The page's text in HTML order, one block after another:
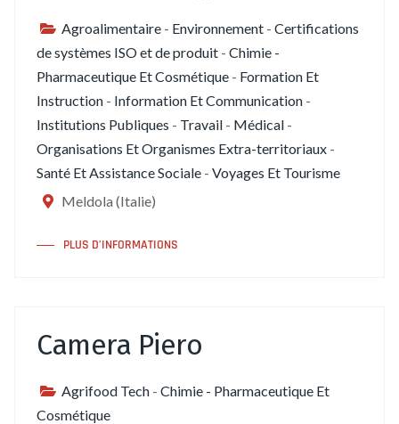
Agroalimentaire - Environnement - Certifications
de systèmes ISO et de produit - Chimie -
Pharmaceutique Et Cosmétique - Formation Et
Instruction - Information Et Communication -
Institutions Publiques - Travail - Médical -
Organisations Et Organismes Extra-territoriaux -
Santé Et Assistance Sociale - Voyages Et Tourisme
Meldola (Italie)
PLUS D’INFORMATIONS
Camera Piero
Agrifood Tech - Chimie - Pharmaceutique Et
Cosmétique